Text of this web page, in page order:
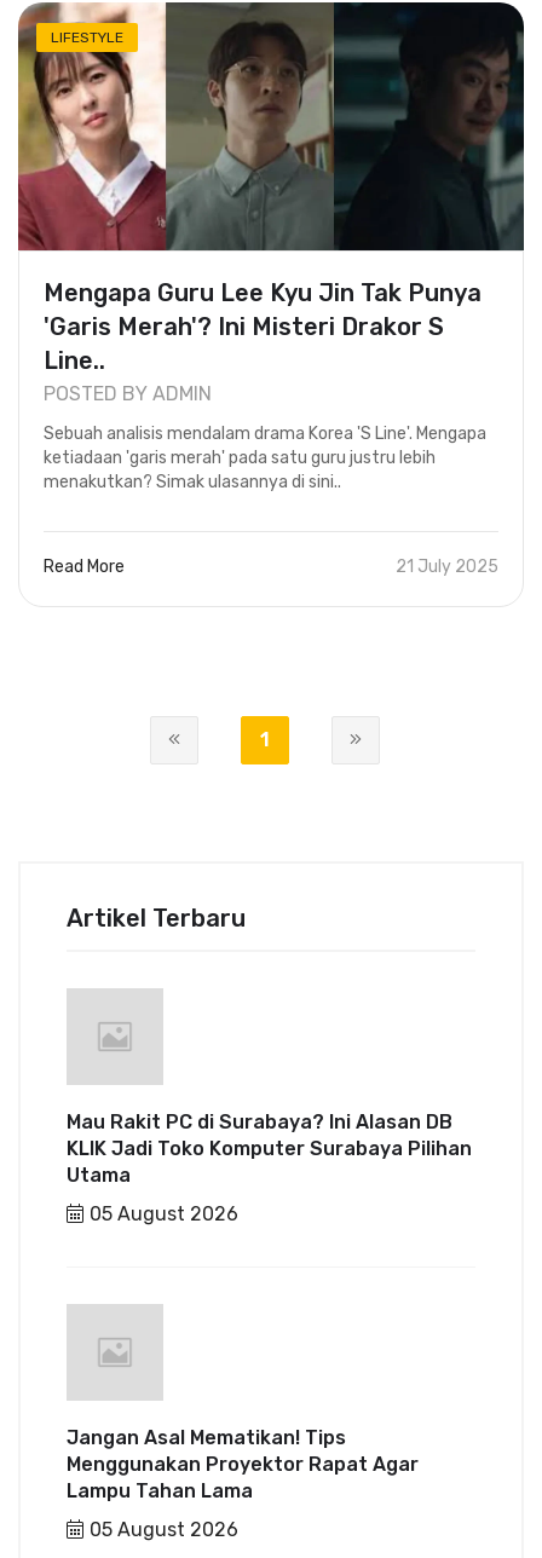
LIFESTYLE
Mengapa Guru Lee Kyu Jin Tak Punya
'Garis Merah'? Ini Misteri Drakor S
Line..
POSTED BY ADMIN
Sebuah analisis mendalam drama Korea 'S Line'. Mengapa
ketiadaan 'garis merah' pada satu guru justru lebih
menakutkan? Simak ulasannya di sini..
Read More 21 July 2025
1
Artikel Terbaru
Mau Rakit PC di Surabaya? Ini Alasan DB
KLIK Jadi Toko Komputer Surabaya Pilihan
Utama
05 August 2026
Jangan Asal Mematikan! Tips
Menggunakan Proyektor Rapat Agar
Lampu Tahan Lama
05 August 2026